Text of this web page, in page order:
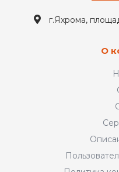
г.Яхрома,
О